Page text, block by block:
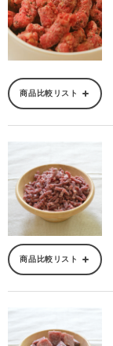
商品比較リスト
商品比較リスト